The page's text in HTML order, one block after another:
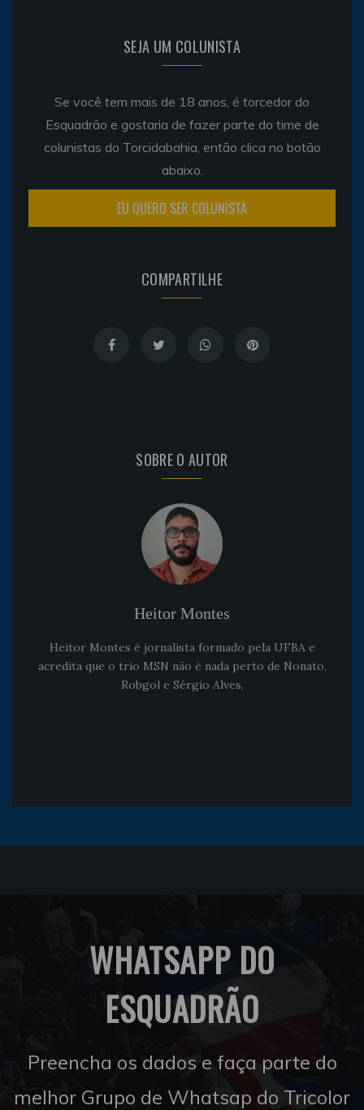
SEJA UM COLUNISTA
Se você tem mais de 18 anos, é torcedor do
Esquadrão e gostaria de fazer parte do time de
colunistas do Torcidabahia, então clica no botão
abaixo.
EU QUERO SER COLUNISTA
COMPARTILHE
SOBRE O AUTOR
Heitor Montes
Heitor Montes é jornalista formado pela UFBA e
acredita que o trio MSN não é nada perto de Nonato,
Robgol e Sérgio Alves.
WHATSAPP DO
ESQUADRÃO
Preencha os dados e faça parte do
melhor Grupo de Whatsap do Tricolor